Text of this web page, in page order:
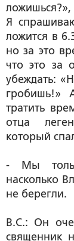
Я
ложится в
но за это
что это за
убеждать:
гробишь!»
тратить
отца
который
- Мы
насколько
не берегли.
В.С.: Он
священник